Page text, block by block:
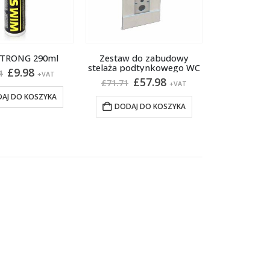
290ml
Pierwotna
cena
wynosiła:
£12.34.
£9.98Aktualna
cena
wynosi:
£9.98.
+VAT
DO KOSZYKA
Zestaw do zabudowy
stelaża podtynkowego WC
£71.71 Pierwotna
cena
wynosiła:
£71.71.
£57.98Aktualna
cena
wynosi:
£57.98.
+VAT
DODAJ DO KOSZYKA